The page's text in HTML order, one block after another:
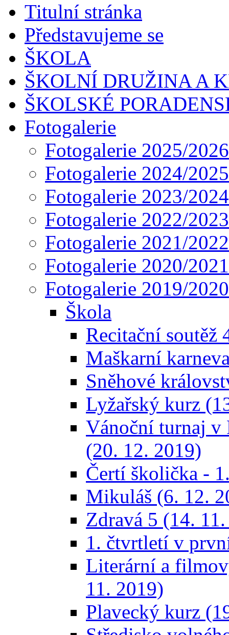
Titulní stránka
Představujeme se
ŠKOLA
ŠKOLNÍ DRUŽINA A
ŠKOLSKÉ
Fotogalerie
Fotogalerie 2025/2026
Fotogalerie 2024/2025
Fotogalerie 2023/2024
Fotogalerie 2022/2023
Fotogalerie 2021/2022
Fotogalerie 2020/2021
Fotogalerie 2019/2020
Škola
Recitační soutěž
Maškarní
Sněhové
Lyžařský kurz
Vánoční turnaj v
(20. 12. 2019)
Čertí školička -
Mikuláš (6. 12.
Zdravá 5 (14.
1. čtvrtletí v
Literární a
11. 2019)
Plavecký kurz